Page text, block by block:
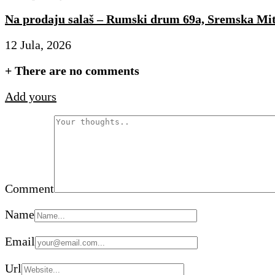
Na prodaju salaš – Rumski drum 69a, Sremska
12 Jula, 2026
+ There are no comments
Add yours
Comment
Name
Email
Url